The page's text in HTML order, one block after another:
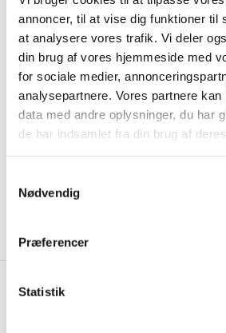
annoncer, til at vise dig funktioner til
at analysere vores trafik. Vi deler
din brug af vores hjemmeside med
for sociale medier,
analysepartnere. Vores partnere
data med andre oplysninger, du har
de har indsamlet fra din brug af
Nødvendig
Præferencer
Statistik
Få de bedste
Husk at tilmelde dig vores
til de bedste tilbud. Og bare rolig,
ikke, men sender kun relevante
informationer til dig.
Knivblokken.dk